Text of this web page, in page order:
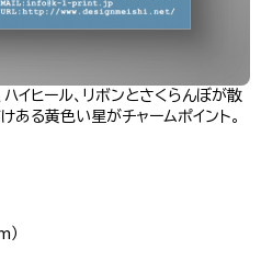
イヒール、リボンとさくらんぼが散
ある黄色い星がチャームポイント。